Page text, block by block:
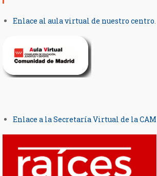
Enlace al aula virtual de nuestro centro
Enlace a la Secretaría Virtual de la CAM